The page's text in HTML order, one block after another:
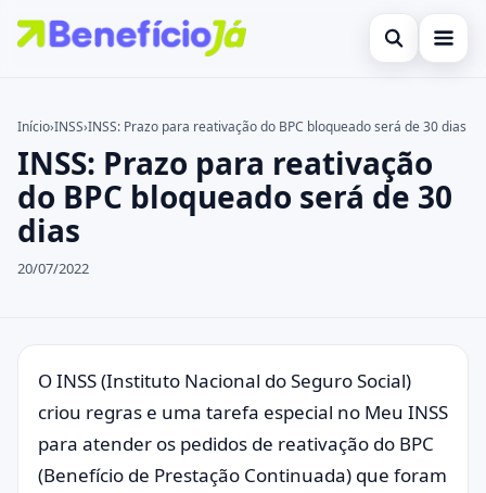
Abrir busca
Cartões de Crédito
Benefícios
Atualidades Econômicas
Buscar no site ×
Buscar por:
Pressione Enter para buscar ou ESC para fechar.
Início›INSS›INSS: Prazo para reativação do BPC bloqueado será de 30 dias
INSS: Prazo para reativação
do BPC bloqueado será de 30
dias
20/07/2022
O INSS (Instituto Nacional do Seguro Social)
criou regras e uma tarefa especial no Meu INSS
para atender os pedidos de reativação do BPC
(Benefício de Prestação Continuada) que foram